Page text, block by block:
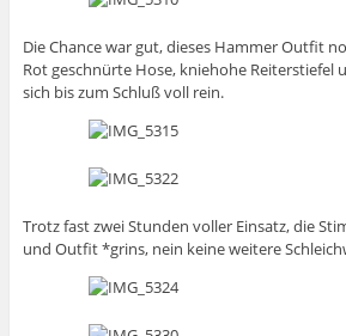
Die Chance war gut, dieses Hammer Outfit
Rot geschnürte Hose, kniehohe Reiterstiefel
sich bis zum Schluß voll rein.
Trotz fast zwei Stunden voller Einsatz, die
und Outfit *grins, nein keine weitere